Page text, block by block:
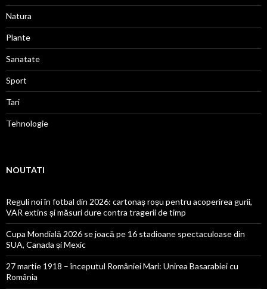
Natura
Plante
Sanatate
Sport
Tari
Tehnologie
NOUTATI
Reguli noi în fotbal din 2026: cartonaș roșu pentru acoperirea gurii,
VAR extins și măsuri dure contra tragerii de timp
Cupa Mondială 2026 se joacă pe 16 stadioane spectaculoase din
SUA, Canada și Mexic
27 martie 1918 – începutul României Mari: Unirea Basarabiei cu
România